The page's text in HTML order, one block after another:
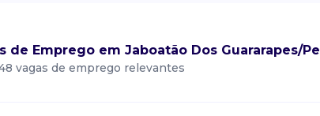
de Emprego em Jaboatão Dos Guararapes/Pe
vagas de emprego relevantes